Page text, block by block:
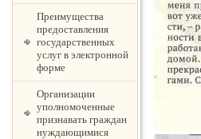
Преимущества
предоставления
государственных
услуг в электронной
форме
Организации
уполномоченные
признавать граждан
нуждающимися